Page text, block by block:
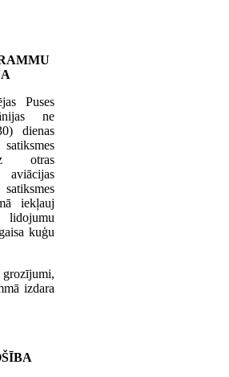
Puses
ne
dienas
otras
aviācijas
iekļauj
kuģu
izdara